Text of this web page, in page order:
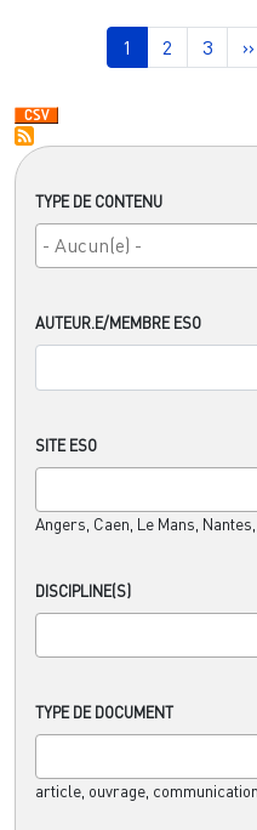
TYPE DE CONTENU
AUTEUR.E/MEMBRE ESO
SITE ESO
Angers, Caen, Le Mans,
DISCIPLINE(S)
TYPE DE DOCUMENT
article, ouvrage,
Pagination
Page courante
1 Page
2 Page
3 ››